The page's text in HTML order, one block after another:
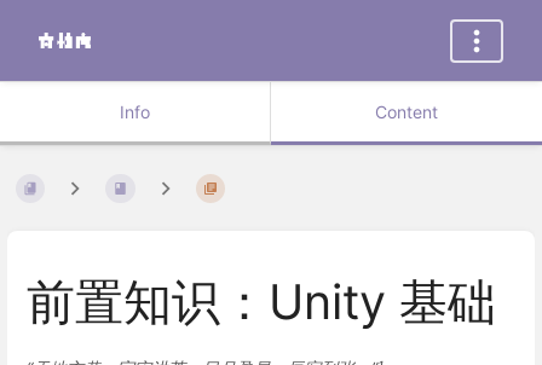
Info Content
前置知识：Unity 基础